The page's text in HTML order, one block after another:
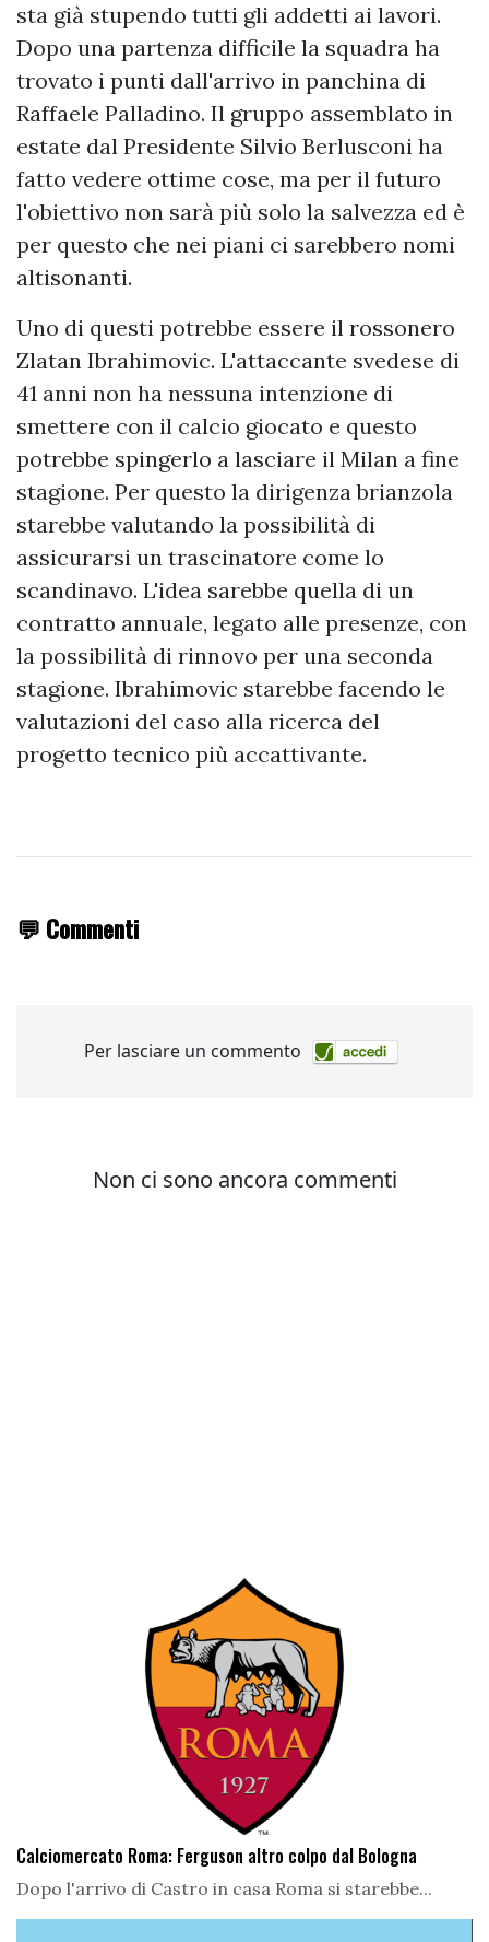
sta già stupendo tutti gli addetti ai lavori.
Dopo una partenza difficile la squadra ha
trovato i punti dall'arrivo in panchina di
Raffaele Palladino. Il gruppo assemblato in
estate dal Presidente Silvio Berlusconi ha
fatto vedere ottime cose, ma per il futuro
l'obiettivo non sarà più solo la salvezza ed è
per questo che nei piani ci sarebbero nomi
altisonanti.
Uno di questi potrebbe essere il rossonero
Zlatan Ibrahimovic. L'attaccante svedese di
41 anni non ha nessuna intenzione di
smettere con il calcio giocato e questo
potrebbe spingerlo a lasciare il Milan a fine
stagione. Per questo la dirigenza brianzola
starebbe valutando la possibilità di
assicurarsi un trascinatore come lo
scandinavo. L'idea sarebbe quella di un
contratto annuale, legato alle presenze, con
la possibilità di rinnovo per una seconda
stagione. Ibrahimovic starebbe facendo le
valutazioni del caso alla ricerca del
progetto tecnico più accattivante.
💬 Commenti
Calciomercato Roma: Ferguson altro colpo dal Bologna
Dopo l'arrivo di Castro in casa Roma si starebbe...